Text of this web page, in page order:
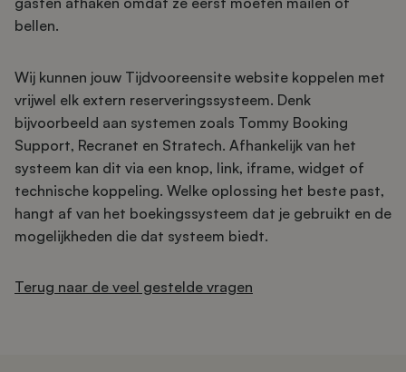
bellen.
Wij kunnen jouw Tijdvooreensite website koppelen met
vrijwel elk extern reserveringssysteem. Denk
bijvoorbeeld aan systemen zoals Tommy Booking
Support, Recranet en Stratech. Afhankelijk van het
systeem kan dit via een knop, link, iframe, widget of
technische koppeling. Welke oplossing het beste past,
hangt af van het boekingssysteem dat je gebruikt en de
mogelijkheden die dat systeem biedt.
Terug naar de veel gestelde vragen